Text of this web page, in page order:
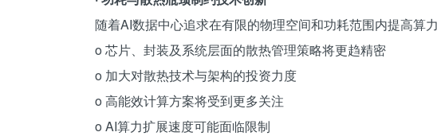
随着AI数据中心追求在有限的物理空间和功耗范围内提高算
o 芯片、封装及系统层面的散热管理策略将更趋精密
o 加大对散热技术与架构的投资力度
o 高能效计算方案将受到更多关注
o AI算力扩展速度可能面临限制